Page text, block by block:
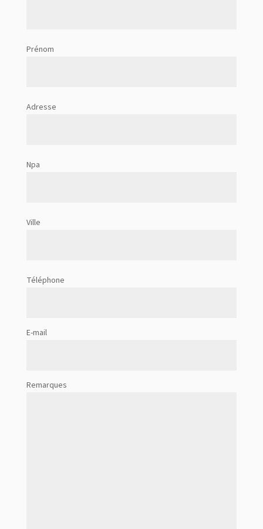
Prénom
Adresse
Npa
Ville
Téléphone
E-mail
Remarques